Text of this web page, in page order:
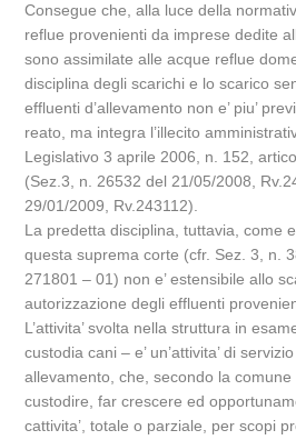
Consegue che, alla luce della
reflue provenienti da imprese dedite
sono assimilate alle acque reflue
disciplina degli scarichi e lo scarico
effluenti d’allevamento non e’ piu’
reato, ma integra l’illecito
Legislativo 3 aprile 2006, n. 152,
(Sez.3, n. 26532 del 21/05/2008,
29/01/2009, Rv.243112).
La predetta disciplina, tuttavia, come
questa suprema corte (cfr. Sez. 3, n.
271801 – 01) non e’ estensibile allo
autorizzazione degli effluenti
L’attivita’ svolta nella struttura in
custodia cani – e’ un’attivita’ di
allevamento, che, secondo la comune
custodire, far crescere ed
cattivita’, totale o parziale, per scopi